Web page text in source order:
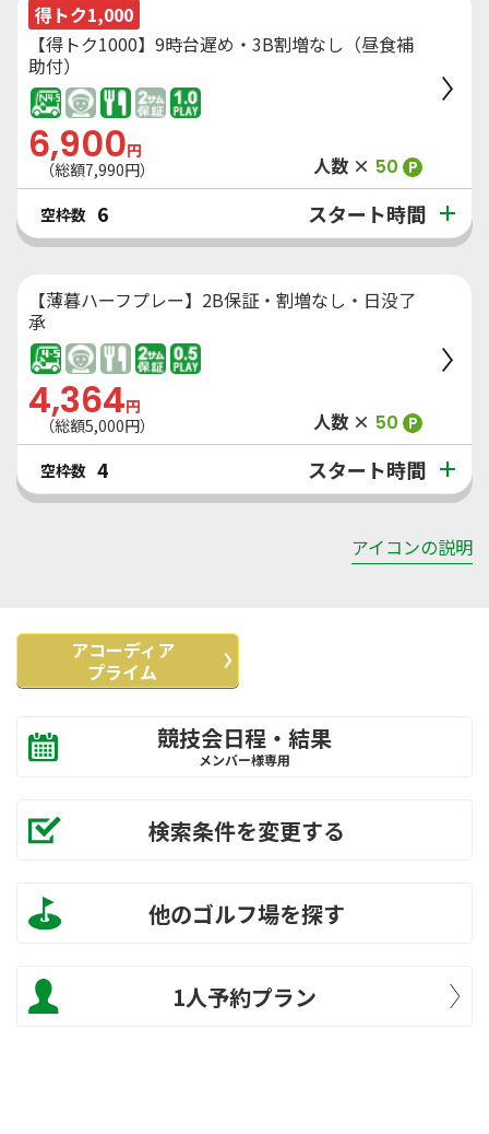
得トク1,000
【得トク1000】9時台遅め・3B割増なし（昼食補
助付）
6,900円
（総額7,990円） 人数 × 50 P
空枠数 6 スタート時間
【薄暮ハーフプレー】2B保証・割増なし・日没了
承
4,364円
（総額5,000円） 人数 × 50 P
空枠数 4 スタート時間
アイコンの説明
アコーディア
プライム
競技会日程・結果
メンバー様専用
検索条件を変更する
他のゴルフ場を探す
1人予約プラン